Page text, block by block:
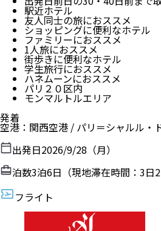
駅近ホテル
友人同士の旅におススメ
ショッピングに便利なホテル
ファミリーにおススメ
1人旅におススメ
街歩きに便利なホテル
学生旅行におススメ
ハネムーンにおススメ
パリ２０区内
モンマルトルエリア
発着
空港 ： 関西空港 / パリ＝シャルル・
出発日2026/9/28（月）
泊数3泊6日（現地滞在時間： 3日
フライト